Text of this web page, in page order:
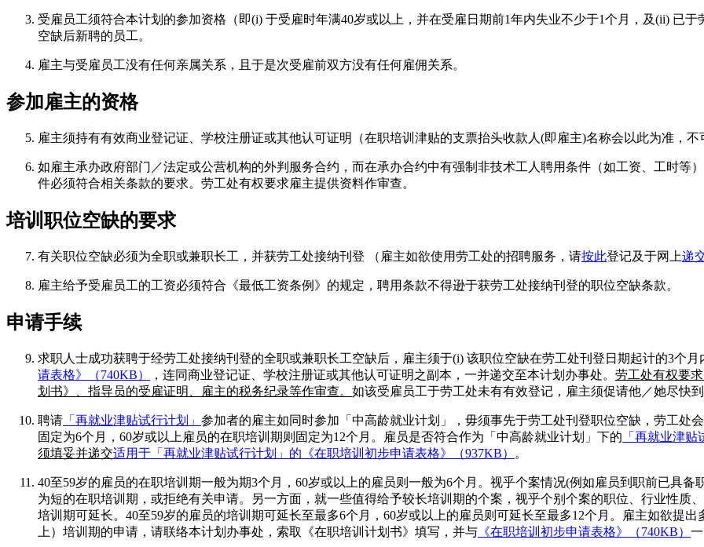
受雇员工须符合本计划的参加资格（即(i) 于受雇时年满40岁或以上，并在受雇日期前1年内失业不少于1个月，及(ii) 已
空缺后新聘的员工。
雇主与受雇员工没有任何亲属关系，且于是次受雇前双方没有任何雇佣关系。
参加雇主的资格
雇主须持有有效商业登记证、学校注册证或其他认可证明（在职培训津贴的支票抬头收款人(即雇主)名称会以此为准，不
如雇主承办政府部门／法定或公营机构的外判服务合约，而在承办合约中有强制非技术工人聘用条件（如工资、工时等
件必须符合相关条款的要求。劳工处有权要求雇主提供资料作审查。
培训职位空缺的要求
有关职位空缺必须为全职或兼职长工，并获劳工处接纳刊登 （雇主如欲使用劳工处的招聘服务，请按此登记及于网上递
雇主给予受雇员工的工资必须符合《最低工资条例》的规定，聘用条款不得逊于获劳工处接纳刊登的职位空缺条款。
申请手续
求职人士成功获聘于经劳工处接纳刊登的全职或兼职长工空缺后，雇主须于(i) 该职位空缺在劳工处刊登日期起计的3个
请表格》（740KB）
，连同商业登记证、学校注册证或其他认可证明之副本，一并递交至本计划办事处。 劳工处有权要
划书》、指导员的受雇证明、雇主的税务纪录等作审查。 如该受雇员工于劳工处未有有效登记，雇主须促请他／她尽快
聘请 「再就业津贴试行计划」 参加者的雇主如同时参加「中高龄就业计划」，毋须事先于劳工处刊登职位空缺，劳工处
固定为6个月，60岁或以上雇员的在职培训期则固定为12个月。雇员是否符合作为「中高龄就业计划」下的 「再就业津
须填妥并递交适用于「再就业津贴试行计划」的《在职培训初步申请表格》（937KB） 。
40至59岁的雇员的在职培训期一般为期3个月，60岁或以上的雇员则一般为6个月。视乎个案情况(例如雇员到职前已具
为短的在职培训期，或拒绝有关申请。另一方面，就一些值得给予较长培训期的个案，视乎个别个案的职位、行业性质
培训期可延长。40至59岁的雇员的培训期可延长至最多6个月，60岁或以上的雇员则可延长至最多12个月。雇主如欲提
上）培训期的申请，请联络本计划办事处，索取《在职培训计划书》填写，并与 《在职培训初步申请表格》（740KB）